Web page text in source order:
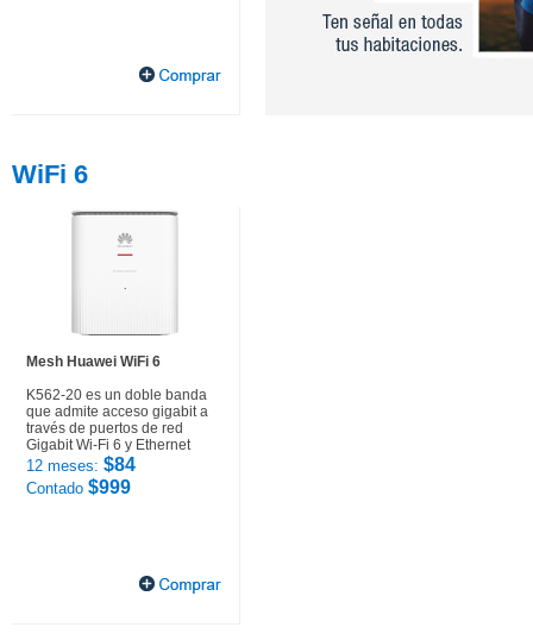
WiFi 6
Mesh Huawei WiFi 6
K562-20 es un doble banda
que admite acceso gigabit a
través de puertos de red
Gigabit Wi-Fi 6 y Ethernet
12 meses: $84
Contado $999